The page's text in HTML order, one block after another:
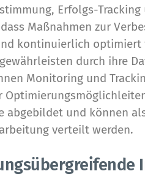
Erfolgs-
Maßnahmen zur
kontinuierlich optimiert
durch ihre
Monitoring und
abgebildet und können
verteilt werden.